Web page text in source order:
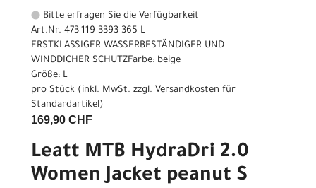
Bitte erfragen Sie die Verfügbarkeit
Art.Nr. 473-119-3393-365-L
ERSTKLASSIGER WASSERBESTÄNDIGER UND
WINDDICHER SCHUTZFarbe: beige
Größe: L
pro Stück (inkl. MwSt. zzgl. Versandkosten für
Standardartikel)
169,90 CHF
Leatt MTB HydraDri 2.0
Women Jacket peanut S